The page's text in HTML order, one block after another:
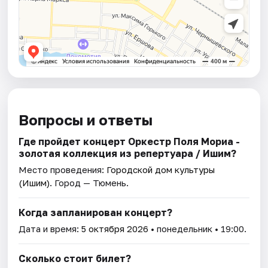
Вопросы и ответы
Где пройдет концерт Оркестр Поля Мориа -
золотая коллекция из репертуара / Ишим?
Место проведения: Городской дом культуры
(Ишим) . Город — Тюмень.
Когда запланирован концерт?
Дата и время:5 октября 2026 • понедельник • 19:00.
Сколько стоит билет?